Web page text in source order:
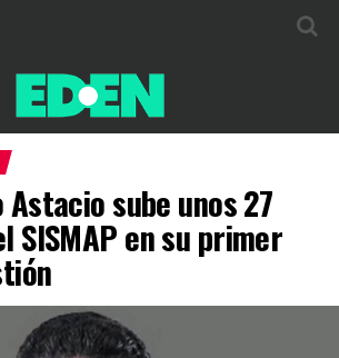
sube unos 27
SISMAP en su primer